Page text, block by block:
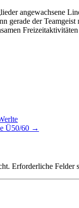
angewachsene
gerade der
Freizeitaktivitäten
Ü50/60 →
Erforderliche Felder